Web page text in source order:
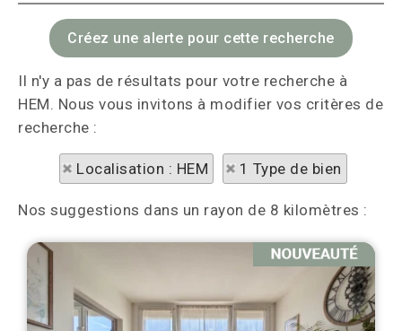
Il n'y a pas de résultats pour votre recherche à
HEM. Nous vous invitons à modifier vos critères de
recherche :
Localisation : HEM 1 Type de bien
Nos suggestions dans un rayon de 8 kilomètres :